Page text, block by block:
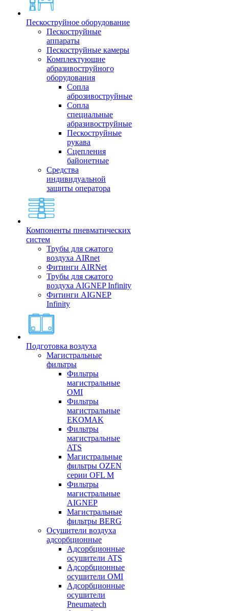
Пескоструйное оборудование
Пескоструйные
аппараты
Пескоструйные камеры
Комплектующие
абразивоструйного
оборудования
Сопла
аброзивоструйные
Сопла
специальные
абразивоструйные
Пескоструйные
рукава
Сцепления
байонетные
Средства
индивидуальной
защиты оператора
Компоненты пневматических
систем
Трубы для сжатого
воздуха AIRnet
Фитинги AIRNet
Трубы для сжатого
воздуха AIGNEP Infinity
Фитинги AIGNEP
Infinity
Подготовка воздуха
Магистральные
фильтры
Фильтры
магистральные
OMI
Фильтры
магистральные
EKOMAK
Фильтры
магистральные
ATS
Магистральные
фильтры OZEN
серии OFL M
Фильтры
магистральные
AIGNEP
Магистральные
фильтры BERG
Осушители воздуха
адсорбционные
Адсорбционные
осушители ATS
Адсорбционные
осушители OMI
Адсорбционные
осушители
Pneumatech